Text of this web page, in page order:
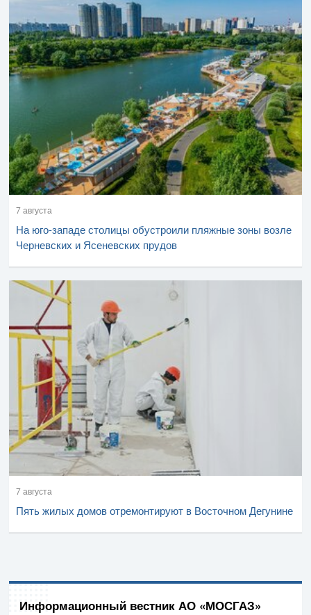
7 августа
На юго-западе столицы обустроили пляжные зоны возле
Черневских и Ясеневских прудов
7 августа
Пять жилых домов отремонтируют в Восточном Дегунине
Информационный вестник АО «МОСГАЗ»